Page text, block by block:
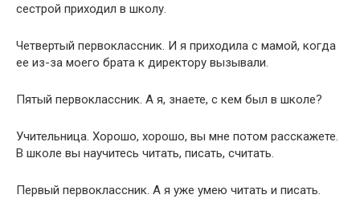
сестрой приходил в школу.
Четвертый первоклассник. И я приходила с мамой, когда
ее из-за моего брата к директору вызывали.
Пятый первоклассник. А я, знаете, с кем был в школе?
Учительница. Хорошо, хорошо, вы мне потом расскажете.
В школе вы научитесь читать, писать, считать.
Первый первоклассник. А я уже умею читать и писать.